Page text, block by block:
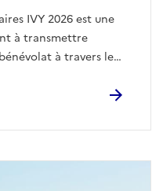
IVY 2026 est une
à transmettre
à travers le